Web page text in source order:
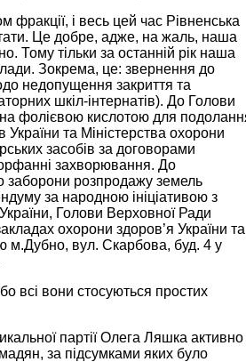
фракції, і весь цей час Рівненська
Це добре, адже, на жаль, наша
Тому тільки за останній рік наша
Зокрема, це: звернення до
недопущення закриття та
шкіл-інтернатів). До Голови
фолієвою кислотою для
України та Міністерства охорони
засобів за договорами
захворювання. До
заборони розпродажу земель
за народною ініціативою з
Голови Верховної Ради
охорони здоров’я України та
м.Дубно, вул. Скарбова, буд. 4 у
всі вони стосуються простих
партії Олега Ляшка активно
за підсумками яких було